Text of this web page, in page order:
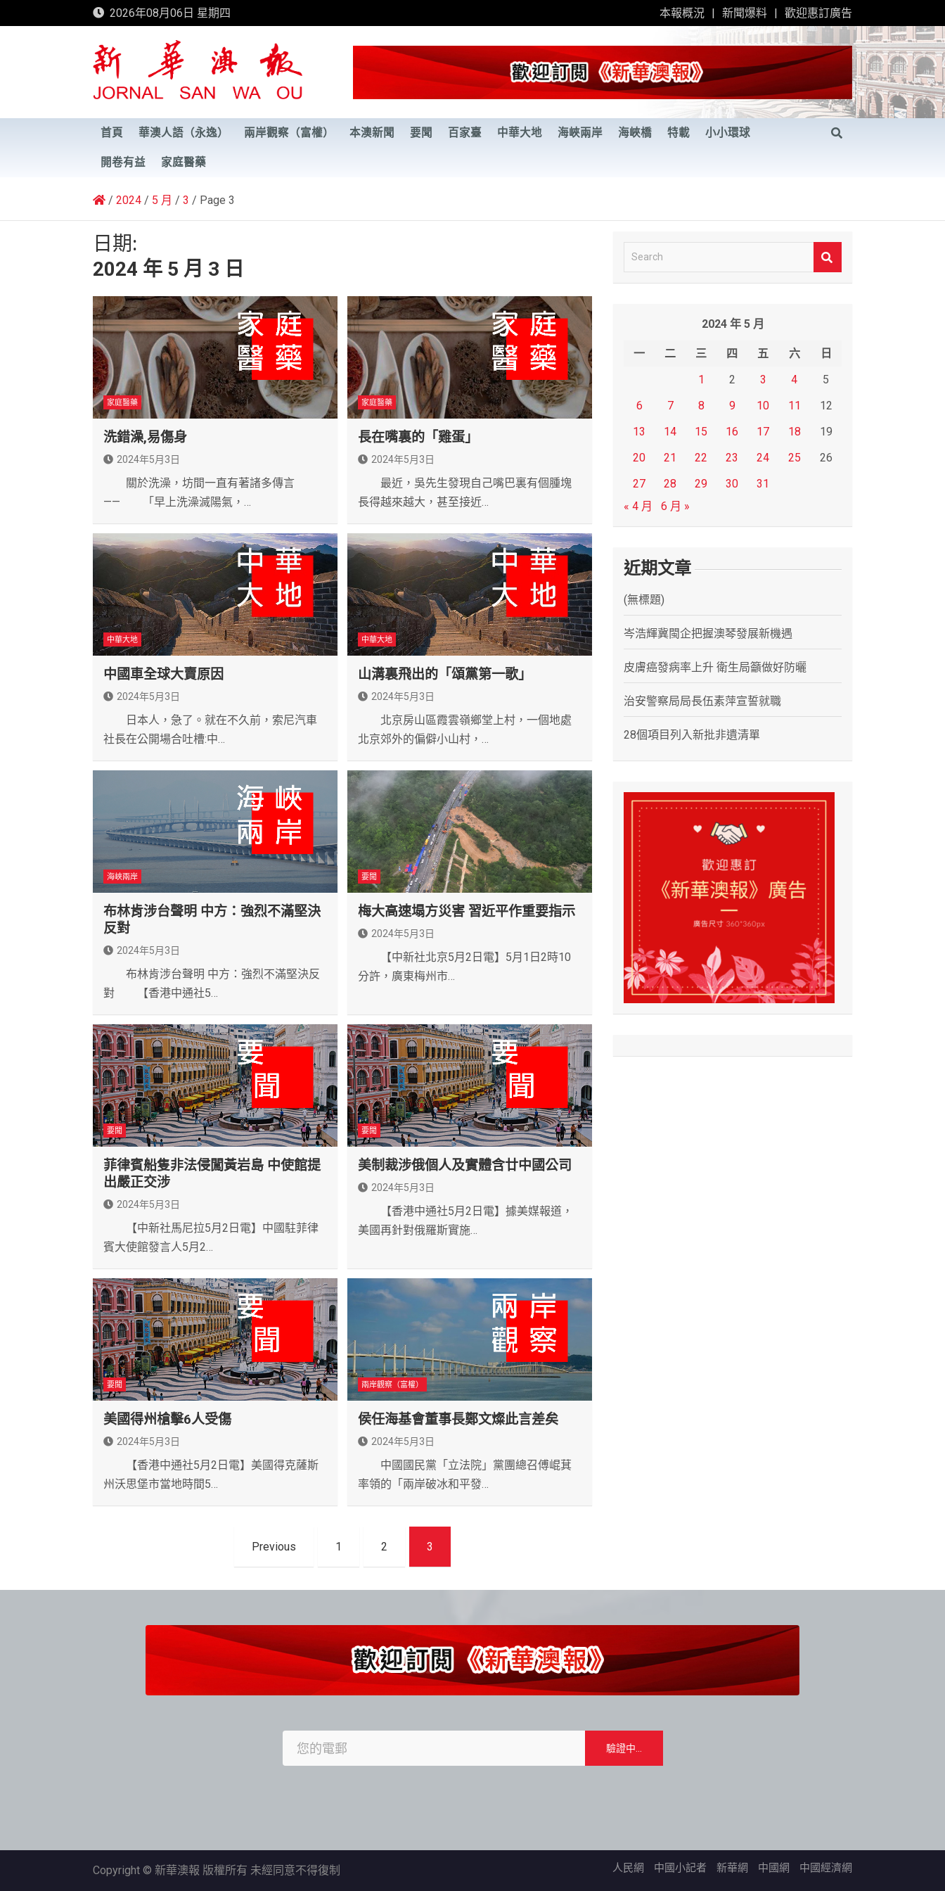
to
2026年08月06日 星期四 本報概況 新聞爆料 歡迎惠訂廣告
新華澳報
首頁 華澳人語（永逸） 兩岸觀察（富權） 本澳新聞 要聞 百家臺 中華大地 海峽兩岸 海峽橋 特載 小小環球
開卷有益 家庭醫藥
2024 5 月 3 Page 3
日期:
2024 年 5 月 3 日
家庭醫藥
洗錯澡,易傷身
2024年5月3日
關於洗澡，坊間一直有著諸多傳言
—— 「早上洗澡滅陽氣，…
家庭醫藥
長在嘴裏的「雞蛋」
2024年5月3日
最近，吳先生發現自己嘴巴裏有個腫塊
長得越來越大，甚至接近…
中華大地
中國車全球大賣原因
2024年5月3日
日本人，急了。就在不久前，索尼汽車
社長在公開場合吐槽:中…
中華大地
山溝裏飛出的「頌黨第一歌」
2024年5月3日
北京房山區霞雲嶺鄉堂上村，一個地處
北京郊外的偏僻小山村，…
海峽兩岸
布林肯涉台聲明 中方：強烈不滿堅決
反對
2024年5月3日
布林肯涉台聲明 中方：強烈不滿堅決反
對 【香港中通社5…
要聞
梅大高速塌方災害 習近平作重要指示
2024年5月3日
【中新社北京5月2日電】5月1日2時10
分許，廣東梅州市…
要聞
菲律賓船隻非法侵闖黃岩島 中使館提
出嚴正交涉
2024年5月3日
【中新社馬尼拉5月2日電】中國駐菲律
賓大使館發言人5月2…
要聞
美制裁涉俄個人及實體含廿中國公司
2024年5月3日
【香港中通社5月2日電】據美媒報道，
美國再針對俄羅斯實施…
要聞
美國得州槍擊6人受傷
2024年5月3日
【香港中通社5月2日電】美國得克薩斯
州沃思堡市當地時間5…
兩岸觀察（富權）
侯任海基會董事長鄭文燦此言差矣
2024年5月3日
中國國民黨「立法院」黨團總召傅崐萁
率領的「兩岸破冰和平發…
導
Previous 1 2 3
e
2024 年 5 月
一 二 三 四 五 六
日
1
2 3 4
5
6
7 8 9 10 11
12
13
14 15 16 17 18
19
20
21 22 23 24 25
26
27
28 29 30
31
« 4 月
6 月 »
近期文章
(無標題)
岑浩輝冀閩企把握澳琴發展新機遇
皮膚癌發病率上升 衛生局籲做好防曬
治安警察局局長伍素萍宣誓就職
28個項目列入新批非遺清單
人民網 中國小記者 新華網 中國網 中國經濟網
Copyright © 新華澳報 版權所有 未經同意不得復制